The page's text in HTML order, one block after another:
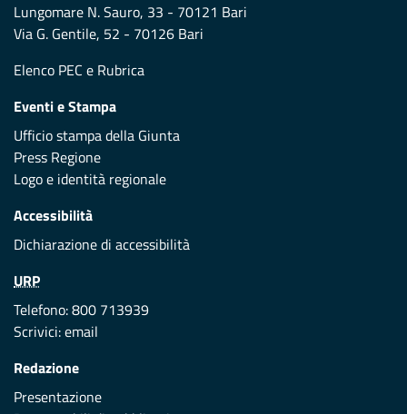
Lungomare N. Sauro, 33 - 70121 Bari
Via G. Gentile, 52 - 70126 Bari
Elenco PEC e Rubrica
Eventi e Stampa
Ufficio stampa della Giunta
Press Regione
Logo e identità regionale
Accessibilità
Dichiarazione di accessibilità
URP
Telefono: 800 713939
Scrivici:email
Redazione
Presentazione